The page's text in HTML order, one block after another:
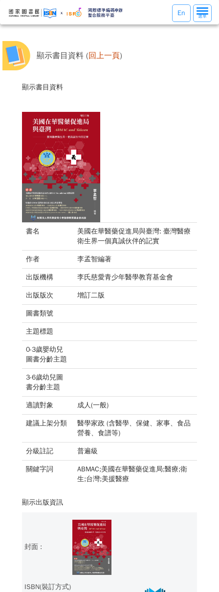
選
單
選單
En
顯示書目資料 (回上一頁)
顯示書目資料
書名
美國在華醫藥促進局與臺灣: 臺灣醫療
衛生界一個真誠伙伴的記實
作者 李孟智編著
出版機構 李氏慈愛青少年醫學教育基金會
出版版次 增訂二版
圖書類號
主題標題
0-3歲嬰幼兒
圖書分齡主題
3-6歲幼兒圖
書分齡主題
適讀對象 成人(一般)
建議上架分類
醫學家政 (含醫學、保健、家事、食品
營養、食譜等)
分級註記 普遍級
關鍵字詞
ABMAC;美國在華醫藥促進局;醫療;衛
生;台灣;美援醫療
顯示出版資訊